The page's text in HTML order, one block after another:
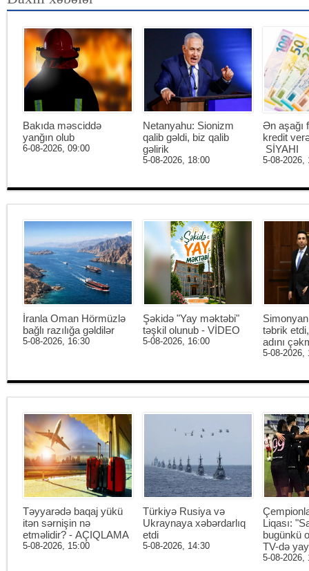
Bakıda məsciddə
yanğın olub
6-08-2026, 09:00
Netanyahu: Sionizm
qalib gəldi, biz qalib
gəlirik
5-08-2026, 18:00
Ən aşağı
kredit
SİYAHI
5-08-2026,
İranla Oman Hörmüzlə
bağlı razılığa gəldilər
5-08-2026, 16:30
Şəkidə "Yay məktəbi"
təşkil olunub - VİDEO
5-08-2026, 16:00
təbrik
adını
5-08-2026,
Təyyarədə baqaj yükü
itən sərnişin nə
etməlidir? - AÇIQLAMA
5-08-2026, 15:00
Türkiyə Rusiya və
Ukraynaya xəbərdarlıq
etdi
5-08-2026, 14:30
Liqası:
bugünkü
TV-də
5-08-2026,